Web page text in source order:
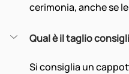
cerimonia, anche se
Qual è il taglio
Si consiglia un